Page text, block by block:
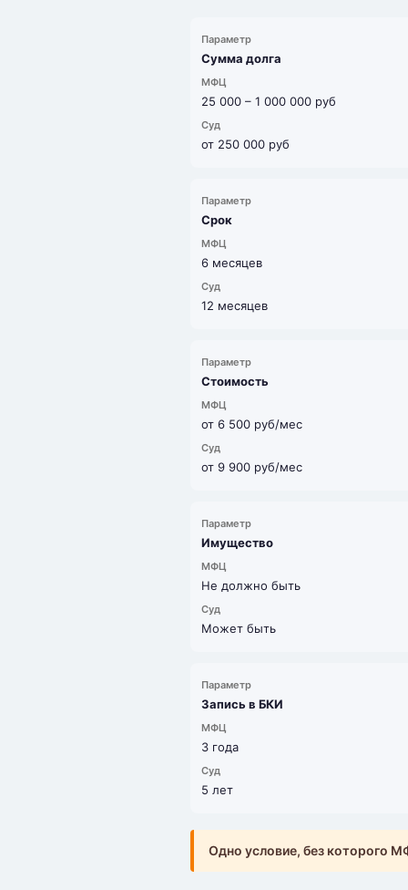
Сумма долга
25 000 – 1 000 000 руб
от 250 000 руб
Срок
6 месяцев
12 месяцев
Стоимость
от 6 500 руб/мес
от 9 900 руб/мес
Имущество
Не должно быть
Может быть
Запись в БКИ
3 года
5 лет
Одно условие, без которого